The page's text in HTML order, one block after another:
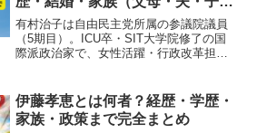
供）まで徹底解説【2025最新】
有村治子は自由民主党所属の参議院議員
（5期目）。ICU卒・SIT大学院修了の国
際派政治家で、女性活躍・行政改革担当
【2025最新】
伊藤孝恵とは何者？経歴・学歴・
家族・政策まで完全まとめ